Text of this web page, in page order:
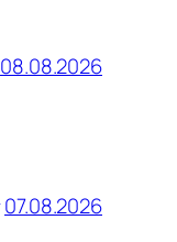
08.08.2026
07.08.2026